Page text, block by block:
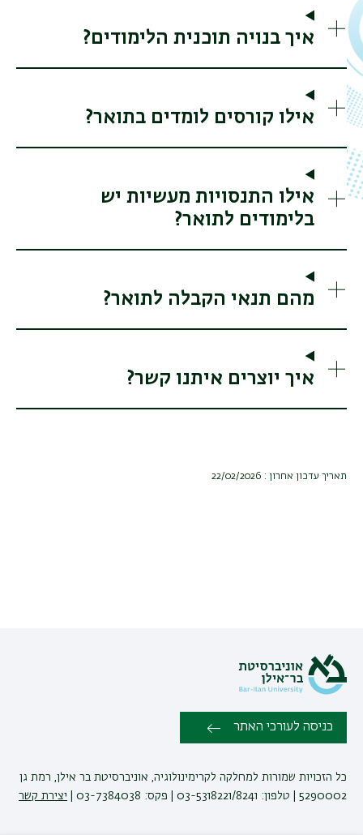
איך בנויה תוכנית הלימודים?
אילו קורסים לומדים בתואר?
אילו התנסויות מעשיות יש
בלימודים לתואר?
מהם תנאי הקבלה לתואר?
איך יוצרים איתנו קשר?
תאריך עדכון אחרון : 22/02/2026
כניסה לעורכי האתר
כל הזכויות שמורות למחלקה לקרימינולוגיה, אוניברסיטת בר אילן, רמת גן
5290002 | טלפון: 03-5318221/8241 | פקס: 03-7384038 |
יצירת קשר